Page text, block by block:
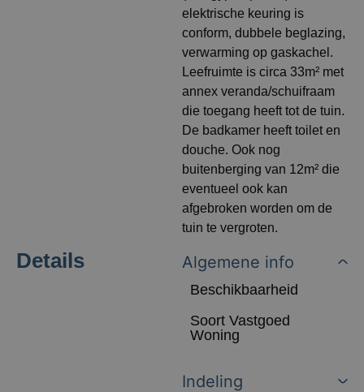
elektrische keuring is
conform, dubbele beglazing,
verwarming op gaskachel.
Leefruimte is circa 33m² met
annex veranda/schuifraam
die toegang heeft tot de tuin.
De badkamer heeft toilet en
douche. Ook nog
buitenberging van 12m² die
eventueel ook kan
afgebroken worden om de
tuin te vergroten.
Details Algemene info
Beschikbaarheid
Soort Vastgoed
Woning
Indeling